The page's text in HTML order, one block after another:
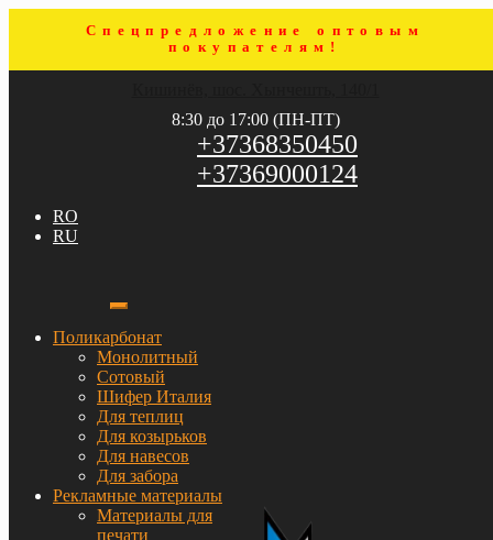
Спецпредложение оптовым
покупателям!
8:30 до 17:00 (ПН-ПТ)
+37368350450
+37369000124
RO
RU
Поликарбонат
Монолитный
Сотовый
Шифер Италия
Для теплиц
Для козырьков
Для навесов
Для забора
Рекламные материалы
Материалы для
печати